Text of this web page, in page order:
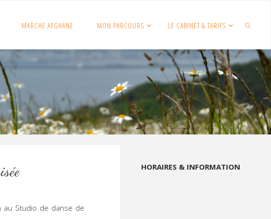
MARCHE AFGHANE MON PARCOURS LE CABINET & TARIFS
SEARCH
au Studio de danse de
HORAIRES & INFORMATION